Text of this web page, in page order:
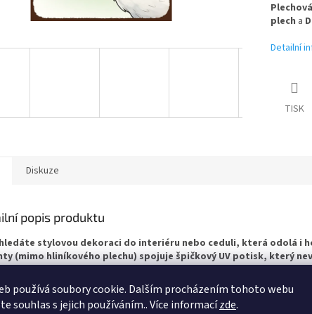
používá soubory cookie. Dalším procházením tohoto webu
souhlas s jejich používáním.. Více informacízde.
plech a
Detailní
TISK
Diskuze
popis produktu
stylovou dekoraci do interiéru nebo ceduli, která odolá i
(mimo hliníkového plechu) spojuje špičkový UV potisk, který
PLECH – Klasická, maximálně pevná cedule v prémiovém TOP